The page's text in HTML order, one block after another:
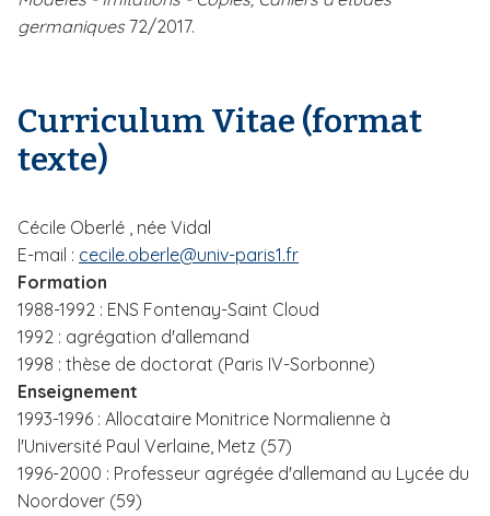
germaniques 72/2017.
Curriculum Vitae (format
texte)
Cécile Oberlé , née Vidal
E-mail : cecile.oberle@univ-paris1.fr
Formation
1988-1992 : ENS Fontenay-Saint Cloud
1992 : agrégation d'allemand
1998 : thèse de doctorat (Paris IV-Sorbonne)
Enseignement
1993-1996 : Allocataire Monitrice Normalienne à
l'Université Paul Verlaine, Metz (57)
1996-2000 : Professeur agrégée d'allemand au Lycée du
Noordover (59)